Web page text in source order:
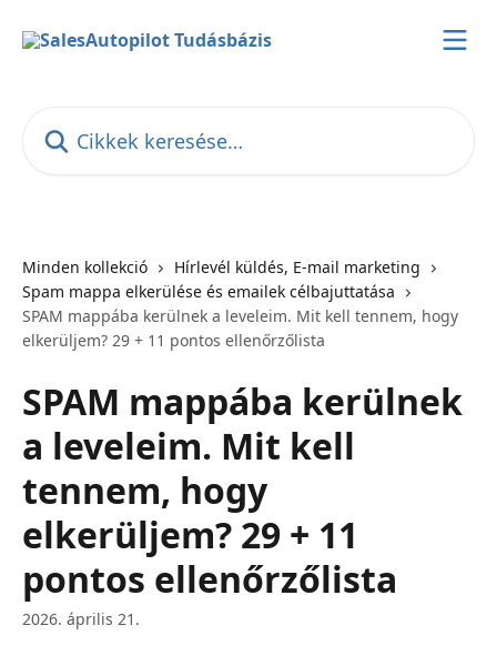
Minden kollekció
Hírlevél küldés, E-mail marketing
Spam mappa elkerülése és emailek célbajuttatása
SPAM mappába kerülnek a leveleim. Mit kell tennem, hogy
elkerüljem? 29 + 11 pontos ellenőrzőlista
SPAM mappába kerülnek
a leveleim. Mit kell
tennem, hogy
elkerüljem? 29 + 11
pontos ellenőrzőlista
2026. április 21.